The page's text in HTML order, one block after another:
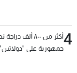
4
أكثر من ٨٠٠
جمهورية على